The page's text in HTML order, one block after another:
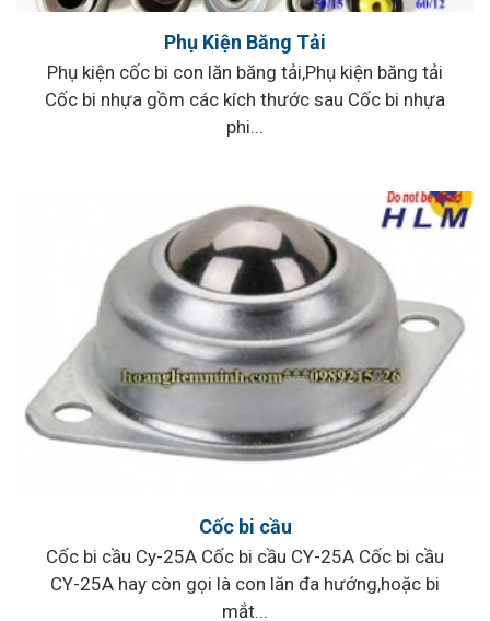
Phụ Kiện Băng Tải
Phụ kiện cốc bi con lăn băng tải,Phụ kiện băng tải
Cốc bi nhựa gồm các kích thước sau Cốc bi nhựa
phi...
Cốc bi cầu
Cốc bi cầu Cy-25A Cốc bi cầu CY-25A Cốc bi cầu
CY-25A hay còn gọi là con lăn đa hướng,hoặc bi
mắt...